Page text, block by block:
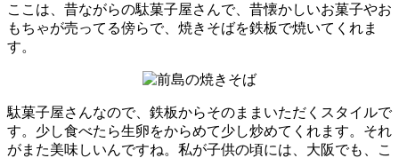
ここは、昔ながらの駄菓子屋さんで、昔懐かしいお菓子やお
もちゃが売ってる傍らで、焼きそばを鉄板で焼いてくれま
す。
駄菓子屋さんなので、鉄板からそのままいただくスタイルで
す。少し食べたら生卵をからめて少し炒めてくれます。それ
がまた美味しいんですね。私が子供の頃には、大阪でも、こ